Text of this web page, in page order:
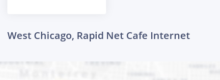
West Chicago, Rapid Net Cafe Internet